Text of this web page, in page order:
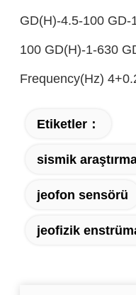
GD(H)-4.5-100
100 GD(H)-1-630
Frequency(Hz)
Etiketler：
sismik
jeofon sensörü
jeofizik